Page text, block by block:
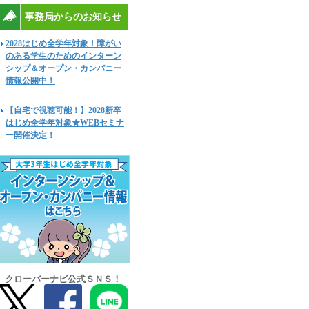
事務局からのお知らせ
2028はじめ全学年対象！障がい
のある学生のためのインターン
シップ＆オープン・カンパニー
情報公開中！
【自宅で視聴可能！】2028新卒
はじめ全学年対象★WEBセミナ
ー開催決定！
クローバーナビ公式ＳＮＳ！